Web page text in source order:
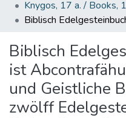
Biblisch
ist
und Geistliche
zwölff